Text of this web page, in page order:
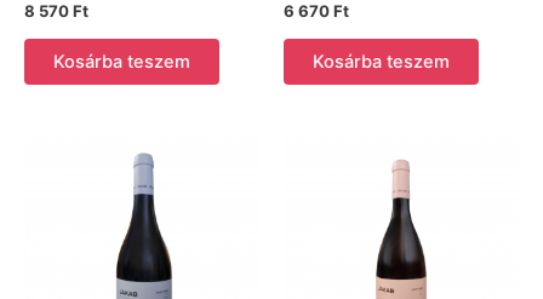
8 570Ft
Kosárba teszem
6 670Ft
Kosárba teszem